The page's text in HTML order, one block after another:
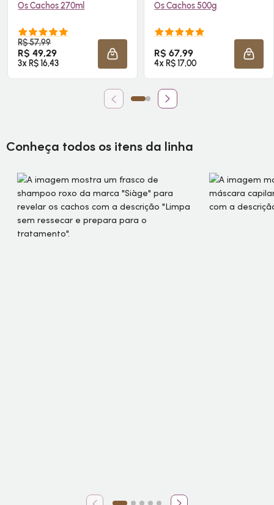
Os Cachos 270ml
R$ 57,99
R$ 49,29
3x R$ 16,43 ADICIONAR À SACOLA
Os Cachos 500g
R$ 67,99
4x R$ 17,00
Conheça todos os itens da linha